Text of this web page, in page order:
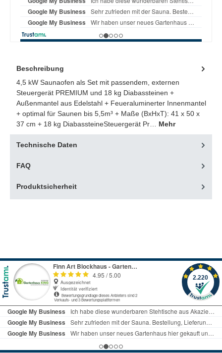
Beschreibung
4,5 kW Saunaofen als Set mit passendem, externen
Steuergerät PREMIUM und 18 kg Diabassteinen +
Außenmantel aus Edelstahl + Feueraluminerter Innenmantel
+ optimal für Saunen bis 5,5m³ + Maße (BxHxT): 41 x 50 x
37 cm + 18 kg DiabassteineSteuergerät Pr… Mehr
Technische Daten
FAQ
Produktsicherheit